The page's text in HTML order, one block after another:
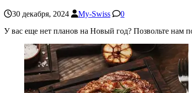
30 декабря, 2024 My-Swiss
0
У вас еще нет планов на Новый год? Позвольте нам